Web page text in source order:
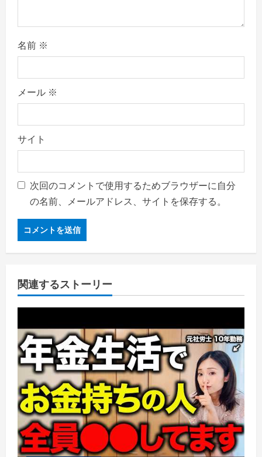
名前 ※
メール ※
サイト
次回のコメントで使用するためブラウザーに自分
の名前、メールアドレス、サイトを保存する。
関連するストーリー